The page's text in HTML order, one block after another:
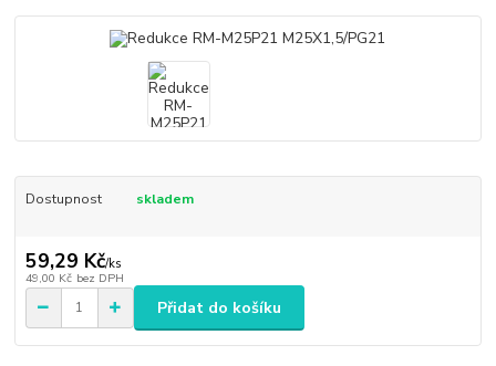
Dostupnost skladem
59,29 Kč/ks
49,00 Kč bez DPH
Přidat do košíku